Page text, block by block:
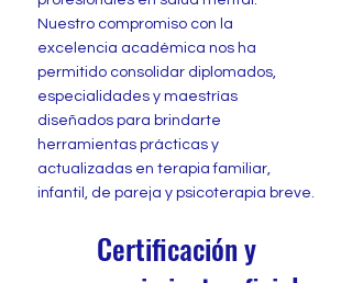
Nuestro compromiso con la
excelencia académica nos ha
permitido consolidar diplomados,
especialidades y maestrías
diseñados para brindarte
herramientas prácticas y
actualizadas en terapia familiar,
infantil, de pareja y psicoterapia breve.
Certificación y